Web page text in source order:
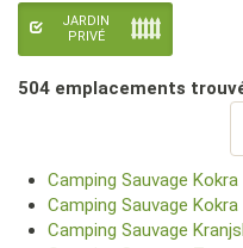
JARDIN
PRIVÉ
504 emplacements
Camping Sauvage Kokra
Camping Sauvage Kokra
Camping Sauvage